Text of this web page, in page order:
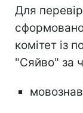
Для
комітет із
"Сяйво" за